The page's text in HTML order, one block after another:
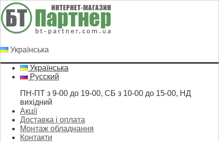
Українська
Українська
Русский
ПН-ПТ з 9-00 до 19-00, СБ з 10-00 до 15-00, НД
вихідний
Акції
Доставка і оплата
Монтаж обладнання
Контакти